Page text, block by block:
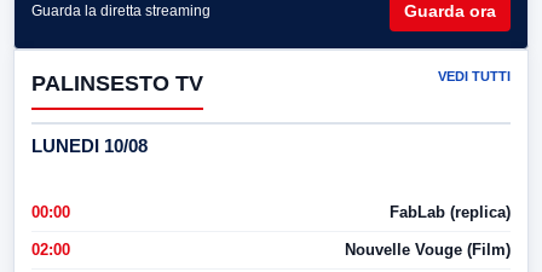
Guarda la diretta streaming Guarda ora
PALINSESTO TV VEDI TUTTI
LUNEDI 10/08
00:00 FabLab (replica)
02:00 Nouvelle Vouge (Film)